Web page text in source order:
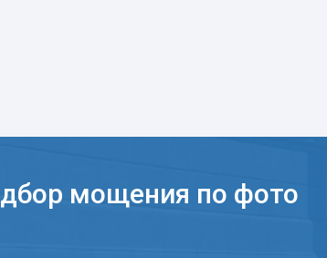
мощения по фото